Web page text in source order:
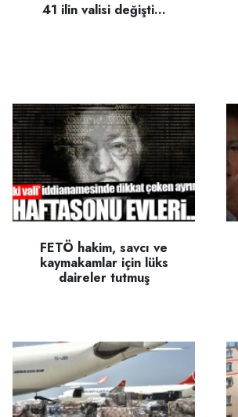
41 ilin valisi değişti...
FETÖ hakim, savcı ve
kaymakamlar için lüks
daireler tutmuş